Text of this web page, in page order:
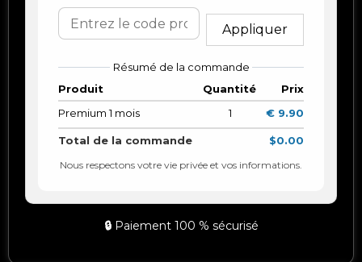
Appliquer
Résumé de la commande
Produit
Quantité
Prix
Premium 1 mois
1 € 9.90
Total de la commande $0.00
Nous respectons votre vie privée et vos informations.
🔒 Paiement 100 % sécurisé